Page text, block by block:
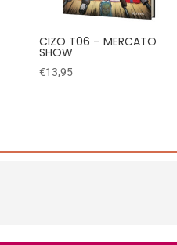
CIZO T06 – MERCATO
SHOW
€13,95